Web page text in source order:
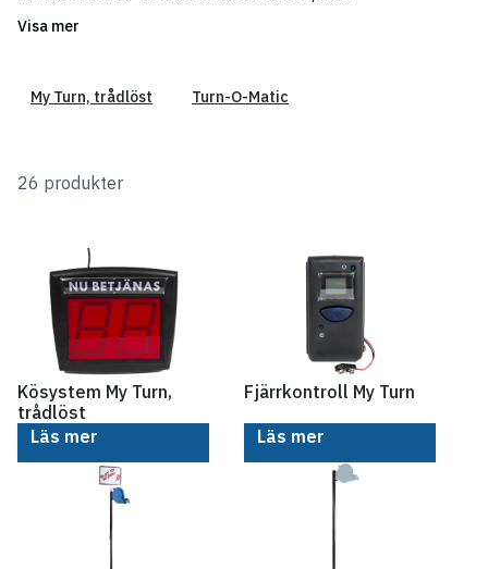
Visa mer
My Turn, trådlöst Turn-O-Matic
26 produkter
Kösystem My Turn,
trådlöst
Läs mer
Fjärrkontroll My Turn
Läs mer